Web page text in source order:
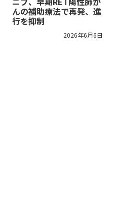
んの補助療法で再発、進
行を抑制
2026年6月6日